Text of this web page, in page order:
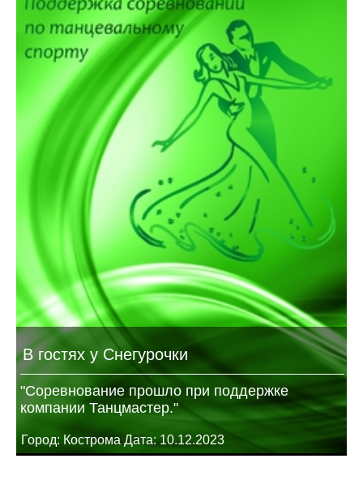
В гостях у Снегурочки
"Соревнование прошло при поддержке
компании Танцмастер."
Город: Кострома Дата: 10.12.2023